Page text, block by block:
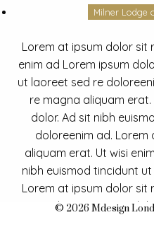
Milner Lodge
Lorem at ipsum dolor sit
enim ad Lorem ipsum
ut laoreet sed re
re magna aliquam erat.
dolor. Ad sit nibh
doloreenim ad.
aliquam erat. Ut wisi
nibh euismod tincidunt
Lorem at ipsum dolor sit
enim ad Lorem ipsum
© 2026 Mdesign